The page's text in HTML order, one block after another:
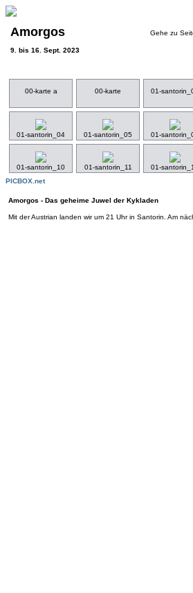
Amorgos
9. bis 16. Sept. 2023
Gehe zu
00-karte a 00-karte 01-
01-santorin_04 01-santorin_05 01-
01-santorin_10 01-santorin_11 01-
PICBOX.net
Amorgos - Das geheime Juwel der Kykladen
Mit der Austrian landen wir um 21 Uhr in Santorin. Am